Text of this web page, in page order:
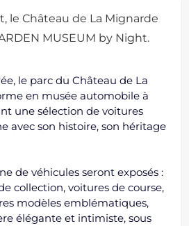
le Château de La Mignarde
MUSEUM by Night.
le parc du Château de La
en musée automobile à
une sélection de voitures
avec son histoire, son héritage
de véhicules seront exposés :
collection, voitures de course,
modèles emblématiques,
élégante et intimiste, sous